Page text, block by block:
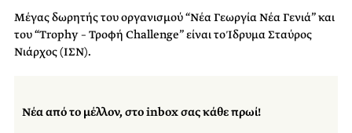
Μέγας δωρητής του oργανισμού “Νέα Γεωργία Νέα Γενιά” και
του “Trophy – Τροφή Challenge” είναι το Ίδρυμα Σταύρος
Νιάρχος (ΙΣΝ).
Νέα από το μέλλον, στο inbox σας κάθε πρωί!